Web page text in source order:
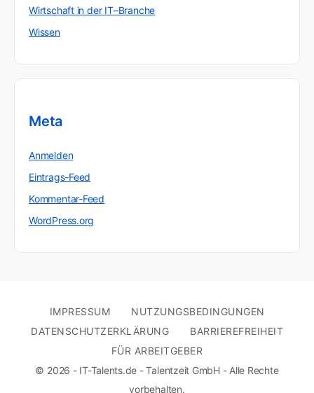
Wirtschaft in der IT–Branche
Wissen
Meta
Anmelden
Eintrags-Feed
Kommentar-Feed
WordPress.org
IMPRESSUM
NUTZUNGSBEDINGUNGEN
DATENSCHUTZERKLÄRUNG
BARRIEREFREIHEIT
FÜR ARBEITGEBER
© 2026 - IT-Talents.de - Talentzeit GmbH - Alle Rechte
vorbehalten.